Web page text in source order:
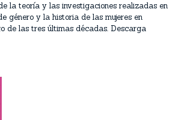
la teoría y las investigaciones realizadas en
género y la historia de las mujeres en
de las tres últimas décadas. Descarga